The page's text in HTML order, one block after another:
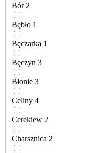
Bór 2
Bębło 1
Bęczarka 1
Bęczyn 3
Błonie 3
Celiny 4
Cerekiew 2
Charsznica 2